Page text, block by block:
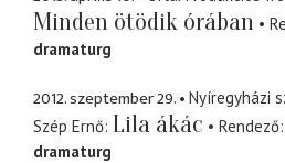
Minden ötödik órában
dramaturg
2012. szeptember 29.
Nyíregyházi
Szép Ernő Lila ákác Rendező
dramaturg